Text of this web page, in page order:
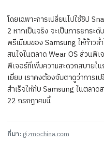
โดยเฉพาะการเปลี่ยนไปใช้ชิป
2 หากเป็นจริง จะเป็นการยกระ
พรีเมียมของ Samsung ให้ก้าวล้
สนใจในตลาด Wear OS ส่วนฟี
ฟีเจอร์ที่เพิ่มความสะดวกสบายใ
เยี่ยม เราคงต้องจับตาดูว่าการ
สำเร็จให้กับ Samsung ในตลา
22 กรกฎาคมนี้
ที่มา: gizmochina.com